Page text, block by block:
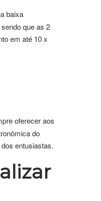
baixa
que as 2
em até 10 x
oferecer aos
do
entusiastas.